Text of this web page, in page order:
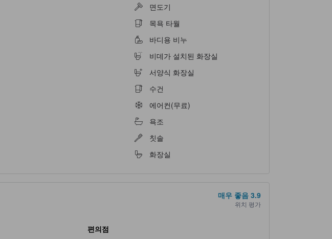
가
가
면도기
목욕 타월
바디용 비누
비데가 설치된 화장실
서양식 화장실
수건
에어컨(무료)
욕조
칫솔
화장실
매우 좋음 3.9
위치 평가
편의점